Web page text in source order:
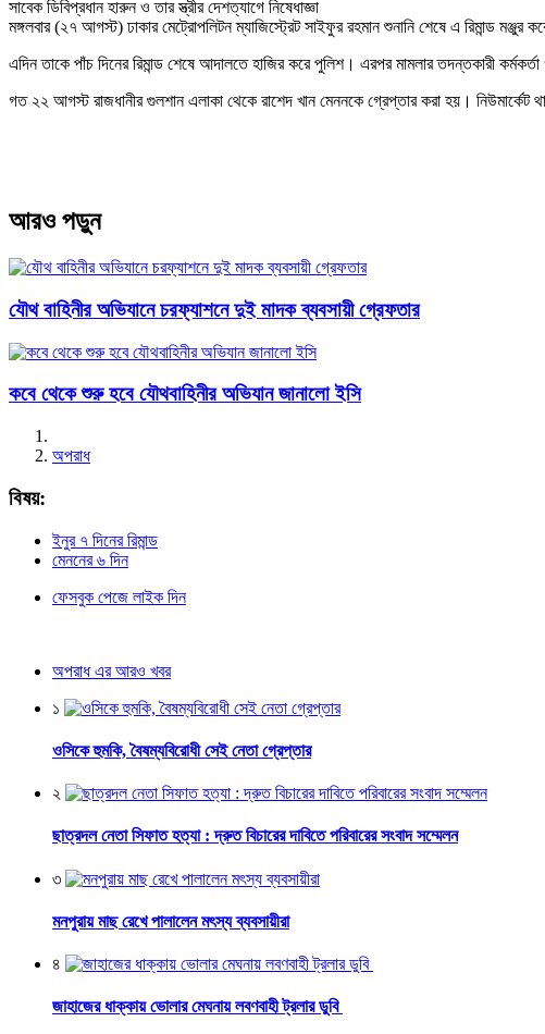
সাবেক ডিবিপ্রধান হারুন ও তার স্ত্রীর দেশত্যাগে নিষেধাজ্ঞা
মঙ্গলবার (২৭ আগস্ট) ঢাকার মেট্রোপলিটন ম্যাজিস্ট্রেট সাইফুর রহমান শুনানি শেষে এ রিমান্ড মঞ্জুর
এদিন তাকে পাঁচ দিনের রিমান্ড শেষে আদালতে হাজির করে পুলিশ। এরপর মামলার তদন্তকারী
গত ২২ আগস্ট রাজধানীর গুলশান এলাকা থেকে রাশেদ খান মেননকে গ্রেপ্তার করা হয়। নিউমার্কেট
আরও পড়ুন
যৌথ বাহিনীর অভিযানে চরফ্যাশনে দুই মাদক ব্যবসায়ী গ্রেফতার
কবে থেকে শুরু হবে যৌথবাহিনীর অভিযান জানালো ইসি
অপরাধ
বিষয়:
ইনুর ৭ দিনের রিমান্ড
মেননের ৬ দিন
ফেসবুক পেজে লাইক দিন
অপরাধ এর আরও খবর
১
ওসিকে হুমকি, বৈষম্যবিরোধী সেই নেতা গ্রেপ্তার
২
ছাত্রদল নেতা সিফাত হত্যা : দ্রুত বিচারের দাবিতে পরিবারের সংবাদ সম্মেলন
৩
মনপুরায় মাছ রেখে পালালেন মৎস্য ব্যবসায়ীরা
৪
জাহাজের ধাক্কায় ভোলার মেঘনায় লবণবাহী ট্রলার ডুবি